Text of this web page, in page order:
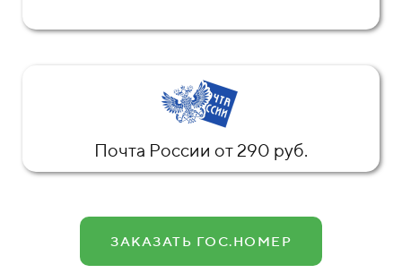
Почта России от 290 руб.
ЗАКАЗАТЬ ГОС.НОМЕР